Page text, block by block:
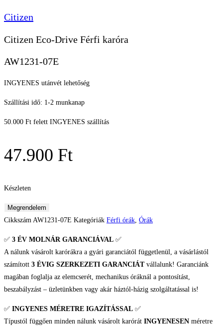
Citizen
Citizen Eco-Drive Férfi karóra
AW1231-07E
INGYENES utánvét lehetőség
Szállítási idő: 1-2 munkanap
50.000 Ft felett INGYENES szállítás
47.900 Ft
Készleten
Citizen
Eco-
Férfi
Megrendelem
Cikkszám AW1231-07E Kategóriák Férfi órák, Órák
✅ 3 ÉV MOLNÁR GARANCIÁVAL ✅
A nálunk vásárolt karórákra a gyári garanciától függetlenül, a vásárlástól
számított 3 ÉVIG SZERKEZETI GARANCIÁTvállalunk! Garanciánk
magában foglalja az elemcserét, mechanikus óráknál a pontosítást,
beszabályzást – üzletünkben vagy akár háztól-házig szolgáltatással is!
✅ INGYENES MÉRETRE IGAZÍTÁSSAL ✅
Típustól függően minden nálunk vásárolt karórát INGYENESEN méretre